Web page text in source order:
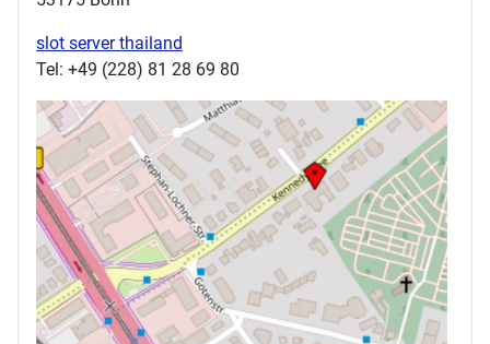
slot server thailand
Tel: +49 (228) 81 28 69 80